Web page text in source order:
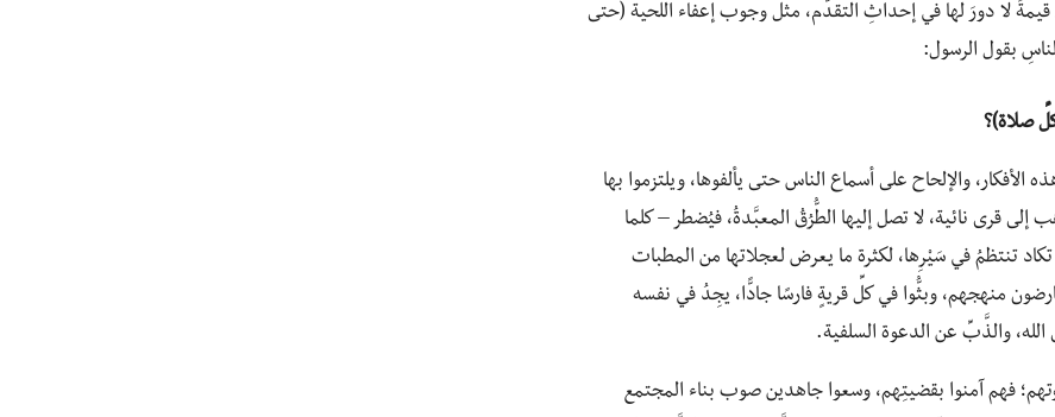
لا دورَ لها في إحداثِ التقدُّم، مثل وجوب إعفاء اللحية (حتى
بقول الرسول:
صلاة)؟
والإلحاح على أسماع الناس حتى يألفوها، ويلتزموا بها
قرى نائية، لا تصل إليها الطُّرُقُ المعبَّدةُ، فيُضطر – كلما
تنتظمُ في سَيْرِها، لكثرة ما يعرض لعجلاتها من المطبات
منهجهم، وبثُّوا في كلِّ قريةٍ فارسًا جادًّا، يجِدُ في نفسه
الله، والذَّبِّ عن الدعوة السلفية.
فهم آمنوا بقضيتِهم، وسعوا جاهدين صوب بناء المجتمع